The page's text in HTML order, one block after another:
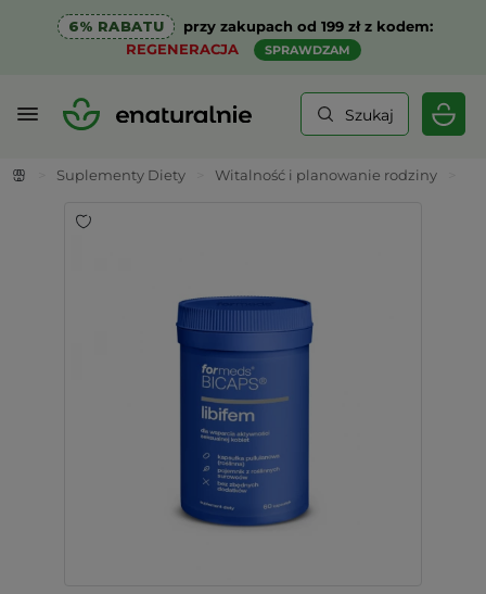
6% RABATU
przy zakupach od 199 zł z kodem:
REGENERACJA
SPRAWDZAM
Szukaj
Suplementy Diety Witalność i planowanie rodziny